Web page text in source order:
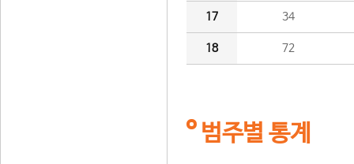
17 34
18 72
범주별 통계